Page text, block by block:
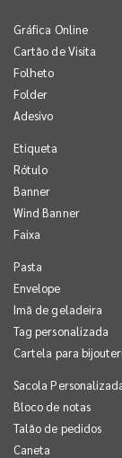
Gráfica Online
Cartão de Visita
Folheto
Folder
Adesivo
Etiqueta
Rótulo
Banner
Wind Banner
Faixa
Pasta
Envelope
Imã de geladeira
Tag personalizada
Cartela para
Sacola
Bloco de notas
Talão de pedidos
Caneta